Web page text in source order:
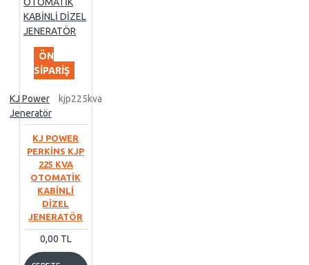
ÖN
SIPARIŞ
KJ Power
Jeneratör
kjp225kva
KJ POWER
PERKİNS KJP
225 KVA
OTOMATİK
KABİNLİ
DİZEL
JENERATÖR
0,00 TL